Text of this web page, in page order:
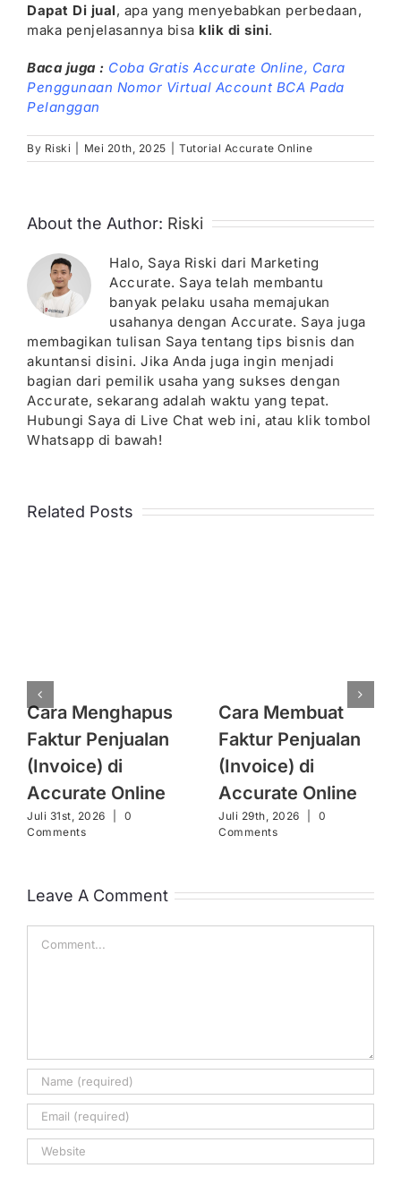
Dapat Di jual, apa yang menyebabkan perbedaan,
maka penjelasannya bisa klik di sini.
Baca juga : Coba Gratis Accurate Online, Cara
Penggunaan Nomor Virtual Account BCA Pada
Pelanggan
By Riski Mei 20th, 2025 Tutorial Accurate Online
About the Author: Riski
Halo, Saya Riski dari Marketing
Accurate. Saya telah membantu
banyak pelaku usaha memajukan
usahanya dengan Accurate. Saya juga
membagikan tulisan Saya tentang tips bisnis dan
akuntansi disini. Jika Anda juga ingin menjadi
bagian dari pemilik usaha yang sukses dengan
Accurate, sekarang adalah waktu yang tepat.
Hubungi Saya di Live Chat web ini, atau klik tombol
Whatsapp di bawah!
Related Posts
Cara Menghapus
Faktur Penjualan
(Invoice) di
Accurate Online
Juli 31st, 2026
0
Comments
Cara Membuat
Faktur Penjualan
(Invoice) di
Accurate Online
Juli 29th, 2026
0
Comments
Leave A Comment